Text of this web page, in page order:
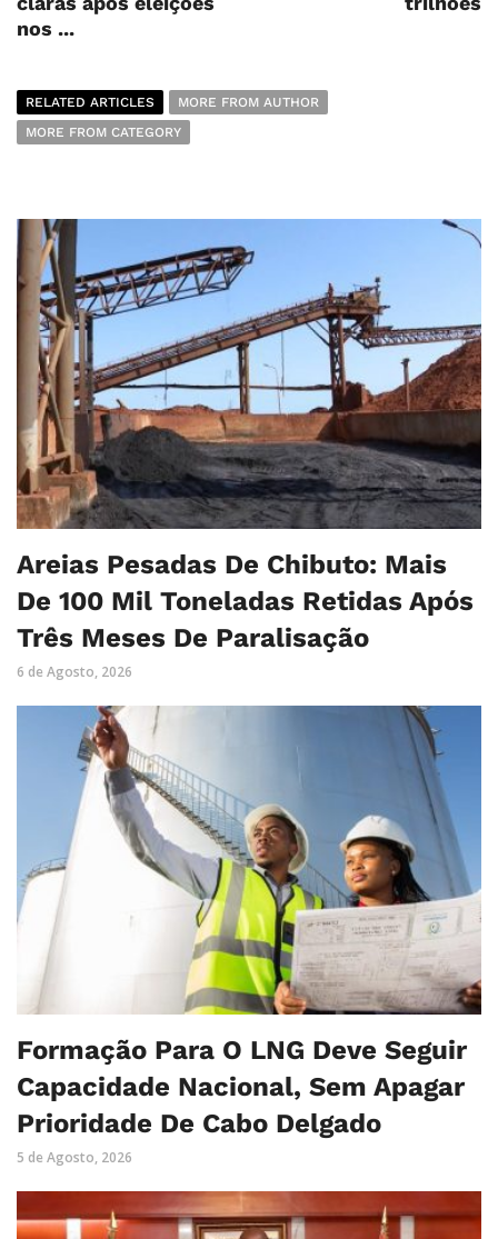
nos ...
RELATED ARTICLES
MORE FROM AUTHOR
MORE FROM CATEGORY
Areias Pesadas De Chibuto: Mais
De 100 Mil Toneladas Retidas Após
Três Meses De Paralisação
6 de Agosto, 2026
Formação Para O LNG Deve Seguir
Capacidade Nacional, Sem Apagar
Prioridade De Cabo Delgado
5 de Agosto, 2026